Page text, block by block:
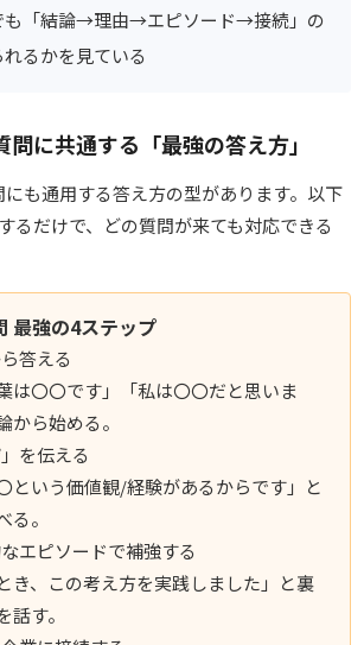
も「結論→理由→エピソード→接続」の
るかを見ている
問に共通する「最強の答え方」
にも通用する答え方の型があります。以下
るだけで、どの質問が来ても対応できる
最強の4ステップ
答える
は〇〇です」「私は〇〇だと思いま
から始める。
を伝える
という価値観/経験があるからです」と
る。
エピソードで補強する
き、この考え方を実践しました」と裏
す。